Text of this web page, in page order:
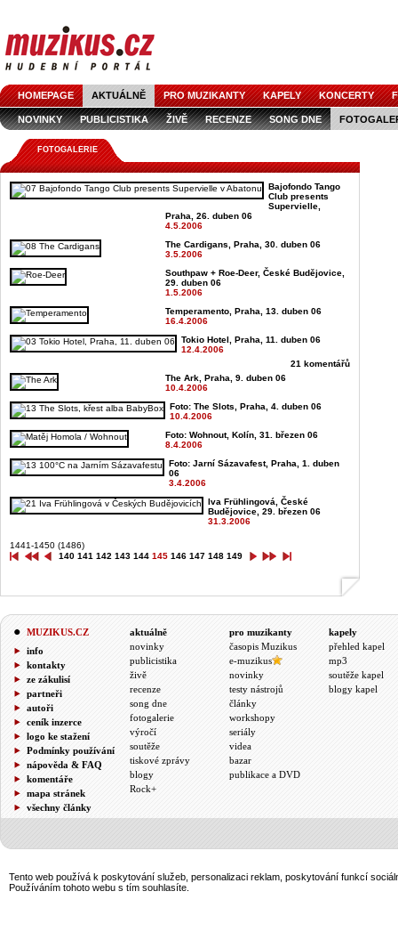
HOMEPAGE AKTUÁLNĚ PRO MUZIKANTY KAPELY KONCERTY
NOVINKY PUBLICISTIKA ŽIVĚ RECENZE SONG DNE
FOTOGALERIE
Bajofondo Tango
Club presents
Supervielle,
Praha, 26. duben 06
4.5.2006
The Cardigans, Praha, 30. duben 06
3.5.2006
Southpaw + Roe-Deer, České Budějovice,
29. duben 06
1.5.2006
Temperamento, Praha, 13. duben 06
16.4.2006
Tokio Hotel, Praha, 11. duben 06
12.4.2006
21 komentářů
The Ark, Praha, 9. duben 06
10.4.2006
Foto: The Slots, Praha, 4. duben 06
10.4.2006
Foto: Wohnout, Kolín, 31. březen 06
8.4.2006
Foto: Jarní Sázavafest, Praha, 1. duben
06
3.4.2006
Iva Frühlingová, České
Budějovice, 29. březen 06
31.3.2006
1441-1450 (1486)
140 141 142 143 144 145 146 147 148 149
MUZIKUS.CZ
info
kontakty
ze zákulisí
partneři
autoři
ceník inzerce
logo ke stažení
Podmínky používání
nápověda & FAQ
komentáře
mapa stránek
všechny články
aktuálně
novinky
publicistika
živě
recenze
song dne
fotogalerie
výročí
soutěže
tiskové zprávy
blogy
Rock+
pro muzikanty
časopis Muzikus
e-muzikus
novinky
testy nástrojů
články
workshopy
seriály
videa
bazar
publikace a DVD
kapely
přehled kapel
mp3
soutěže kapel
blogy kapel
Tento web používá k poskytování služeb, personalizaci reklam, poskytování funkcí
Používáním tohoto webu s tím souhlasíte.